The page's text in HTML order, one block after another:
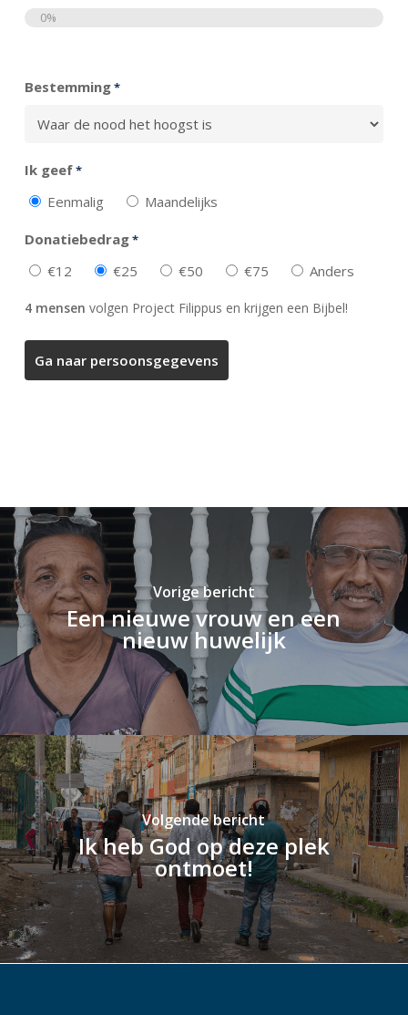
0%
Bestemming*
Ik geef*
Eenmalig Maandelijks
Donatiebedrag*
€12 €25 €50 €75 Anders
4 mensen volgen Project Filippus en krijgen een Bijbel!
Vorige bericht
Een nieuwe vrouw en een
nieuw huwelijk
Volgende bericht
Ik heb God op deze plek
ontmoet!